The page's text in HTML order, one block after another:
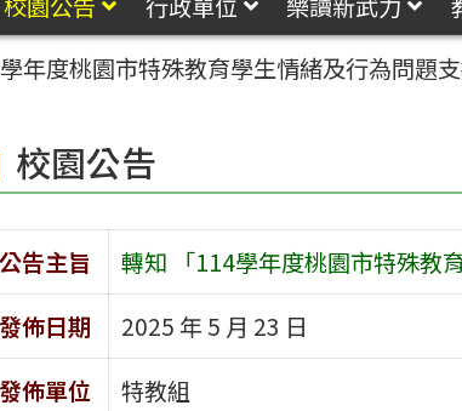
年度桃園市特殊教育學生情緒及行為問題
校園公告
公告主旨
轉知 「114學年度桃園市特殊教
發佈日期
2025 年 5 月 23 日
發佈單位
特教組